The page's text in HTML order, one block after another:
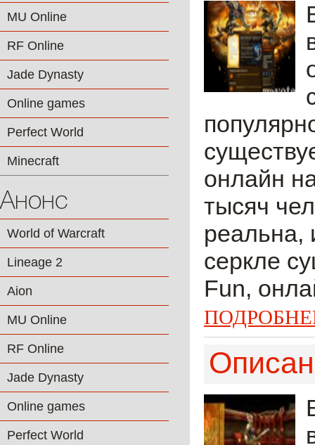
MU Online
RF Online
Jade Dynasty
Online games
Perfect World
Minecraft
Анонс
World of Warcraft
Lineage 2
Aion
MU Online
RF Online
Jade Dynasty
Online games
Perfect World
онлайн
тысяч
реальна,
серкле
Fun,